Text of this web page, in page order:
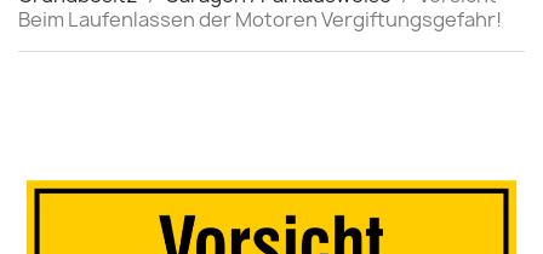
Beim Laufenlassen der Motoren Vergiftungsgefahr!